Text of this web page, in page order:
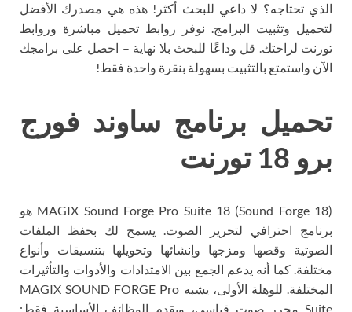
الذي تحتاجه؟ لا داعي للبحث أكثر! هذه هي مصدرك الأفضل
لتحميل وتثبيت البرامج. نوفر روابط تحميل مباشرة وروابط
تورنت لراحتك. قل وداعًا للبحث بلا نهاية – احصل على برامجك
الآن واستمتع بالتثبيت بسهولة بنقرة واحدة فقط!
تحميل برنامج ساوند فورج
برو 18 تورنت
MAGIX Sound Forge Pro Suite 18 (Sound Forge 18) هو
برنامج احترافي لتحرير الصوت. يسمح لك بحفظ الملفات
الصوتية وقصها ومزجها وإنشائها وتحويلها بتنسيقات وأنواع
مختلفة. كما أنه يدعم الجمع بين الامتدادات والأدوات والتأثيرات
المختلفة. للوهلة الأولى، يشبه MAGIX SOUND FORGE Pro
Suite محرر صوت قياسي، ويقدم الوظائف الأساسية فقط: